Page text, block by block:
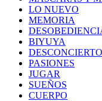
LO NUEVO
MEMORIA
BIYUYA
DESCONCIERTO
PASIONES
JUGAR
SUEÑOS
CUERPO